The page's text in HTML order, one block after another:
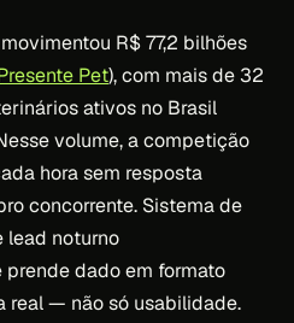
R$ 77,2 bilhões
Pet), com mais de 32
ativos no Brasil
volume, a competição
hora sem resposta
concorrente. Sistema de
lead noturno
dado em formato
real — não só usabilidade.